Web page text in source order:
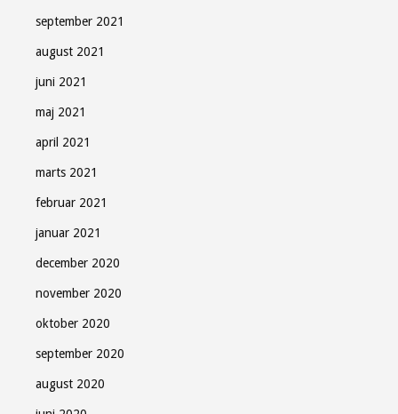
september 2021
august 2021
juni 2021
maj 2021
april 2021
marts 2021
februar 2021
januar 2021
december 2020
november 2020
oktober 2020
september 2020
august 2020